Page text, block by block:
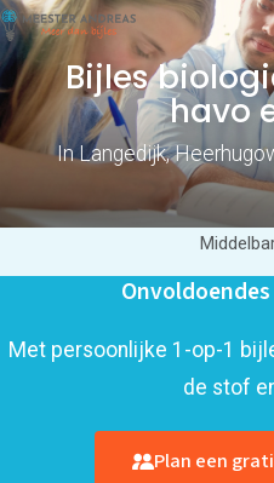
Bijles
havo
In Langedijk,
Met persoonlijke 1-op-1
de stof
Plan een